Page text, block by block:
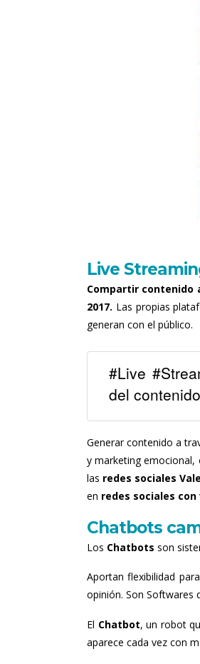
Live
Compartir contenido
2017. Las propias
generan con el público.
#Live
del contenido
Generar contenido a
y marketing emocional,
las redes sociales
en redes sociales con
Chatbots
Los Chatbots son
Aportan flexibilidad para
opinión. Son Softwares
El Chatbot, un robot
aparece cada vez con